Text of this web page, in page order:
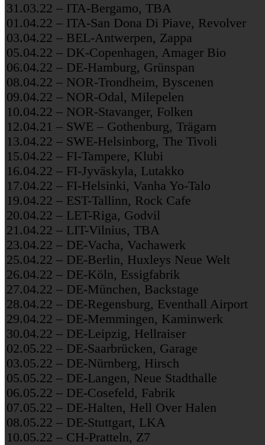
31.03.22 – ITA-Bergamo, TBA
01.04.22 – ITA-San Dona Di Piave, Revolver
03.04.22 – BEL-Antwerpen, Zappa
05.04.22 – DK-Copenhagen, Amager Bio
06.04.22 – DE-Hamburg, Grünspan
08.04.22 – NOR-Trondheim, Byscenen
09.04.22 – NOR-Odal, Milepelen
10.04.22 – NOR-Stavanger, Folken
12.04.21 – SWE – Gothenburg, Trägarn
13.04.22 – SWE-Helsinborg, The Tivoli
15.04.22 – FI-Tampere, Klubi
16.04.22 – FI-Jyväskyla, Lutakko
17.04.22 – FI-Helsinki, Vanha Yo-Talo
19.04.22 – EST-Tallinn, Rock Cafe
20.04.22 – LET-Riga, Godvil
21.04.22 – LIT-Vilnius, TBA
23.04.22 – DE-Vacha, Vachawerk
25.04.22 – DE-Berlin, Huxleys Neue Welt
26.04.22 – DE-Köln, Essigfabrik
27.04.22 – DE-München, Backstage
28.04.22 – DE-Regensburg, Eventhall Airport
29.04.22 – DE-Memmingen, Kaminwerk
30.04.22 – DE-Leipzig, Hellraiser
02.05.22 – DE-Saarbrücken, Garage
03.05.22 – DE-Nürnberg, Hirsch
05.05.22 – DE-Langen, Neue Stadthalle
06.05.22 – DE-Cosefeld, Fabrik
07.05.22 – DE-Halten, Hell Over Halen
08.05.22 – DE-Stuttgart, LKA
10.05.22 – CH-Pratteln, Z7